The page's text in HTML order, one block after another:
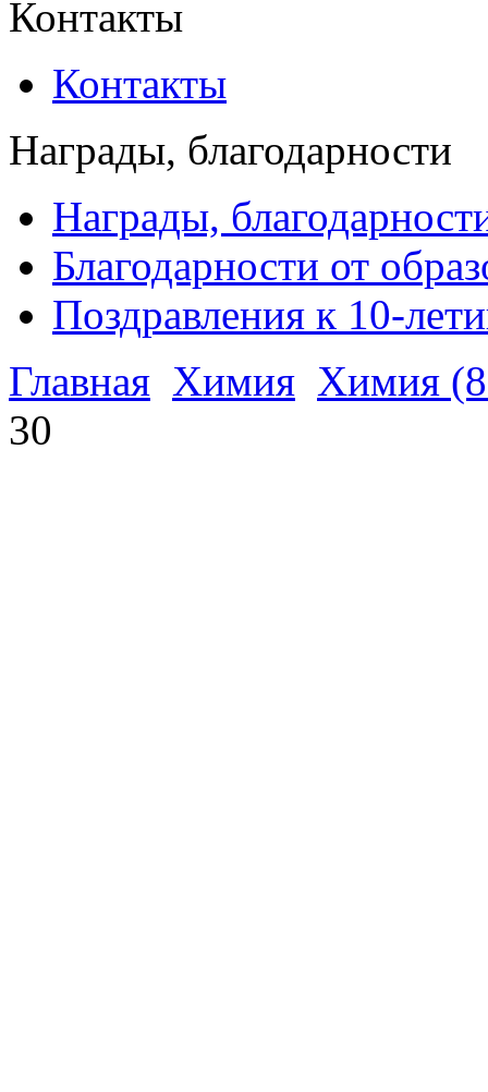
Контакты
Контакты
Награды, благодарности
Награды,
Благодарности от
Поздравления к 10-
Главная Химия Химия
30